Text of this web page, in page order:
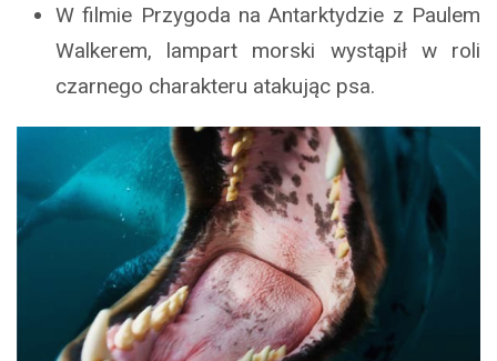
W filmie Przygoda na Antarktydzie z Paulem
Walkerem, lampart morski wystąpił w roli
czarnego charakteru atakując psa.